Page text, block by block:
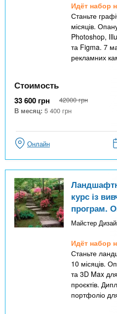
Идёт набор
Станьте
місяців.
Photoshop,
та Figma. 7
рекламних
Стоимость
33 600 грн 42000 грн
В месяц: 5 400 грн
Онлайн
курс із
програм.
Майстер
Идёт набор
Станьте
10 місяців.
та 3D Max
проєктів.
портфоліо